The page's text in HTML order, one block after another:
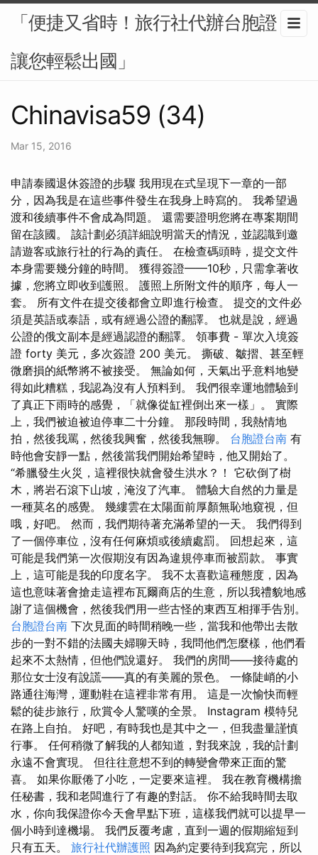
「便捷又省時！旅行社代辦台胞證，
讓您輕鬆出國」
Chinavisa59 (34)
Mar 15, 2016
申請泰國退休簽證的步驟 我用現在式呈現下一章的一部
分，因為我是在這些事件發生在我身上時寫的。 我希望過
渡和後續事件不會成為問題。 還需要證明您將在專案期間
留在該國。 該計劃必須詳細說明當天的情況，並認識到邀
請遊客或旅行社的行為的責任。 在檢查碼頭時，提交文件
本身需要幾分鐘的時間。 獲得簽證——10秒，只需拿著收
據，您將立即收到護照。 護照上所附文件的順序，每人一
套。 所有文件在提交後都會立即進行檢查。 提交的文件必
須是英語或泰語，或有經過公證的翻譯。 也就是說，經過
公證的俄文副本是經過認證的翻譯。 領事費 - 單次入境簽
證 forty 美元，多次簽證 200 美元。 撕破、皺摺、甚至輕
微磨損的紙幣將不被接受。 無論如何，天氣出乎意料地變
得如此糟糕，我認為沒有人預料到。 我們很幸運地體驗到
了真正下雨時的感覺，「就像從缸裡倒出來一樣」。 實際
上，我們被迫被迫停車二十分鐘。 那段時間，我熱情地
拍，然後我罵，然後我興奮，然後我無聊。 台胞證台南 有
時他會安靜一點，然後當我們開始希望時，他又開始了。
“希臘發生火災，這裡很快就會發生洪水？！ 它砍倒了樹
木，將岩石滾下山坡，淹沒了汽車。 體驗大自然的力量是
一種莫名的感覺。 幾縷雲在太陽面前厚顏無恥地窺視，但
哦，好吧。 然而，我們期待著充滿希望的一天。 我們得到
了一個停車位，沒有任何麻煩或後續處罰。 回想起來，這
可能是我們第一次假期沒有因為違規停車而被罰款。 事實
上，這可能是我的印度名字。 我不太喜歡這種態度，因為
這也意味著會搶走這裡布瓦爾商店的生意，所以我禮貌地感
謝了這個機會，然後我們用一些古怪的東西互相揮手告別。
台胞證台南 下次見面的時間稍晚一些，當我和他帶出去散
步的一對不錯的法國夫婦聊天時，我問他們怎麼樣，他們看
起來不太熱情，但他們說還好。 我們的房間——接待處的
那位女士沒有說謊——真的有美麗的景色。 一條陡峭的小
路通往海灣，運動鞋在這裡非常有用。 這是一次愉快而輕
鬆的徒步旅行，欣賞令人驚嘆的全景。 Instagram 模特兒
在路上自拍。 好吧，有時我也是其中之一，但我盡量謹慎
行事。 任何稍微了解我的人都知道，對我來說，我的計劃
永遠不會實現。 但往往意想不到的轉變會帶來正面的驚
喜。 如果你厭倦了小吃，一定要來這裡。 我在教育機構擔
任秘書，我和老闆進行了有趣的對話。 你不給我時間去取
水，你向我保證你今天會早點下班，這樣我們就可以提早一
個小時到達機場。 我們反覆考慮，直到一週的假期縮短到
只有五天。 旅行社代辦護照 因為約定要待到我寫完，所以